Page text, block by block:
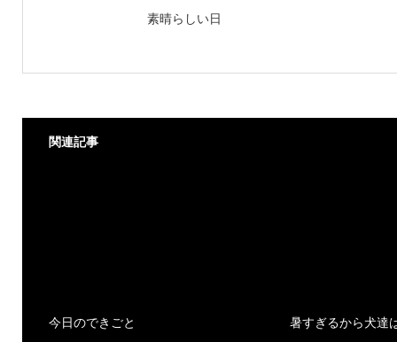
素晴らしい日
関連記事
今日のできごと 暑すぎるから犬達